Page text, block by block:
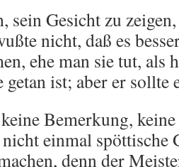
sein Gesicht zu
nicht, daß es
ehe man sie tut, als
getan ist; aber er sollte
Bemerkung,
einmal spöttische
denn der